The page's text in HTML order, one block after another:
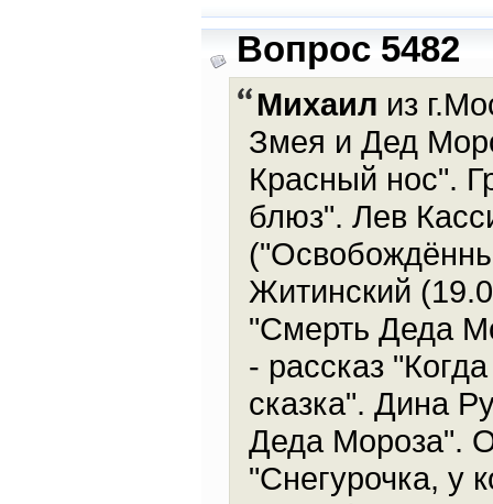
Вопрос 5482
Михаил из
Змея и Дед
Красный нос".
блюз". Лев
Житинский
"Смерть Деда
- рассказ
сказка". Дина
Деда Мороза".
"Снегурочка, у